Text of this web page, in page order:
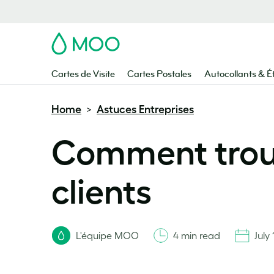
MOO
Cartes de Visite Cartes Postales Autocollants &
Home > Astuces Entreprises
Comment
clients
L'équipe MOO 4 min read July